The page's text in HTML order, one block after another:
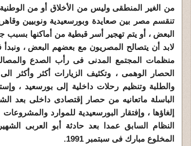
من الغير المنطقى وليس من الأخلاق أو من
تنقسم مصر بين صعايدة وبور سعيدية ونوبيين
البعض ، أو يتم تهجير أسر قبطية من أماكنها بسبب
لابد أن يتصالح المصريون مع بعضهم البعض ،
منظمات المجتمع المدنى فى رأب الصدع
الحصار
الوهمى ، وتكثيف الزيارات أكثر وأكثر
والطلبة وتنظيم رحلات داخلية إلى بورسعيد ،
الباسلة ماتعانيه من حصار إقتصادى داخلى بعد
إلغاؤها ، وإفتقار البورسعيدية للموارد والمشروعات
النظام السابق عمدا بعد حادثة أبو العربى
المخلوع مبارك فى سبتمبر 1991.